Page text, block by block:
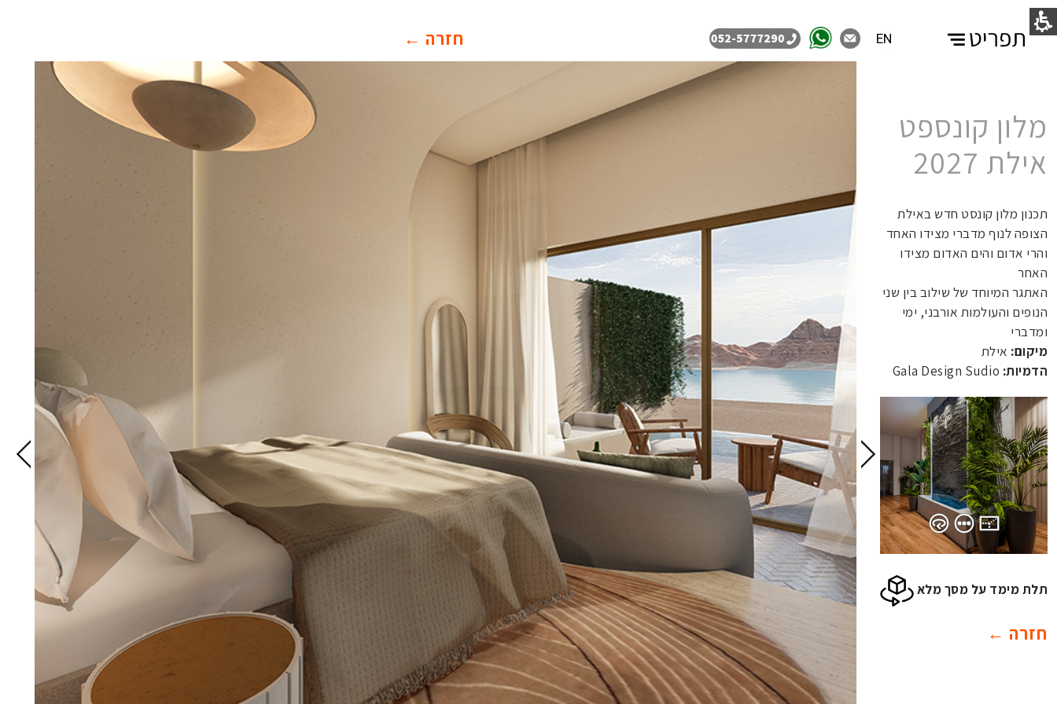
EN חזרה ←
מלון קונספט
אילת 2027
תכנון מלון קונסט חדש באילת
הצופה לנוף מדברי מצידו האחד
והרי אדום והים האדום מצידו
האחר
האתגר המיוחד של שילוב בין שני
הנופים והעולמות אורבני, ימי
ומדברי
מיקום: אילת
הדמיות:
תלת מימד על מסך מלא
חזרה ←